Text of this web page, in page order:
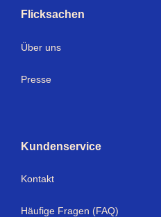
Flicksachen
Über uns
Presse
Kundenservice
Kontakt
Häufige Fragen (FAQ)